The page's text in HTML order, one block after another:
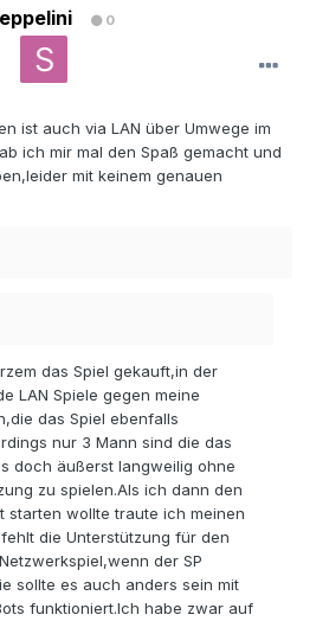
0
ist auch via LAN über Umwege im
ich mir mal den Spaß gemacht und
mit keinem genauen
das Spiel gekauft,in der
LAN Spiele gegen meine
das Spiel ebenfalls
nur 3 Mann sind die das
doch äußerst langweilig ohne
zu spielen.Als ich dann den
starten wollte traute ich meinen
die Unterstützung für den
der SP
sollte es auch anders sein mit
funktioniert.Ich habe zwar auf